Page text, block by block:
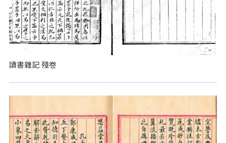
讀書雜記 殘卷